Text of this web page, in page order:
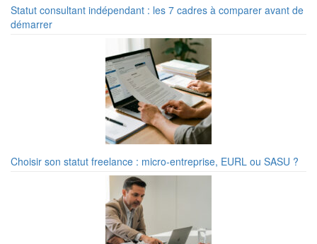
Statut consultant indépendant : les 7 cadres à comparer avant de
démarrer
Choisir son statut freelance : micro-entreprise, EURL ou SASU ?